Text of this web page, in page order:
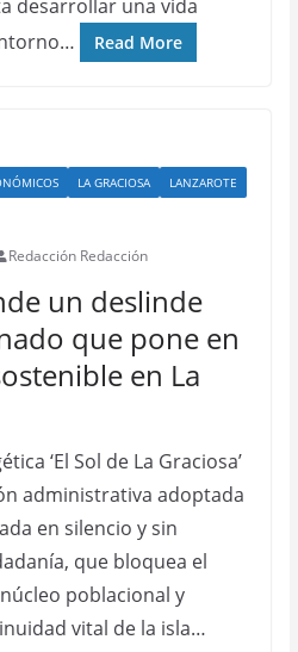
desarrollar una vida
Read More
LA GRACIOSA
LANZAROTE
Redacción Redacción
un deslinde
que pone en
en La
‘El Sol de La Graciosa’
administrativa adoptada
en silencio y sin
que bloquea el
poblacional y
vital de la isla…